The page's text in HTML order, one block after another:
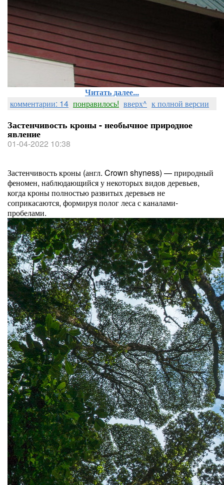
Читать далее...
комментарии: 14 понравилось! вверх^ к полной версии
Застенчивость кроны - необычное природное
явление
01-04-2022 10:38
Застенчивость кроны (англ. Crown shyness) — природный
феномен, наблюдающийся у некоторых видов деревьев,
когда кроны полностью развитых деревьев не
соприкасаются, формируя полог леса с каналами-
пробелами.